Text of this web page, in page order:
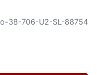
38-706-U2-SL-88754